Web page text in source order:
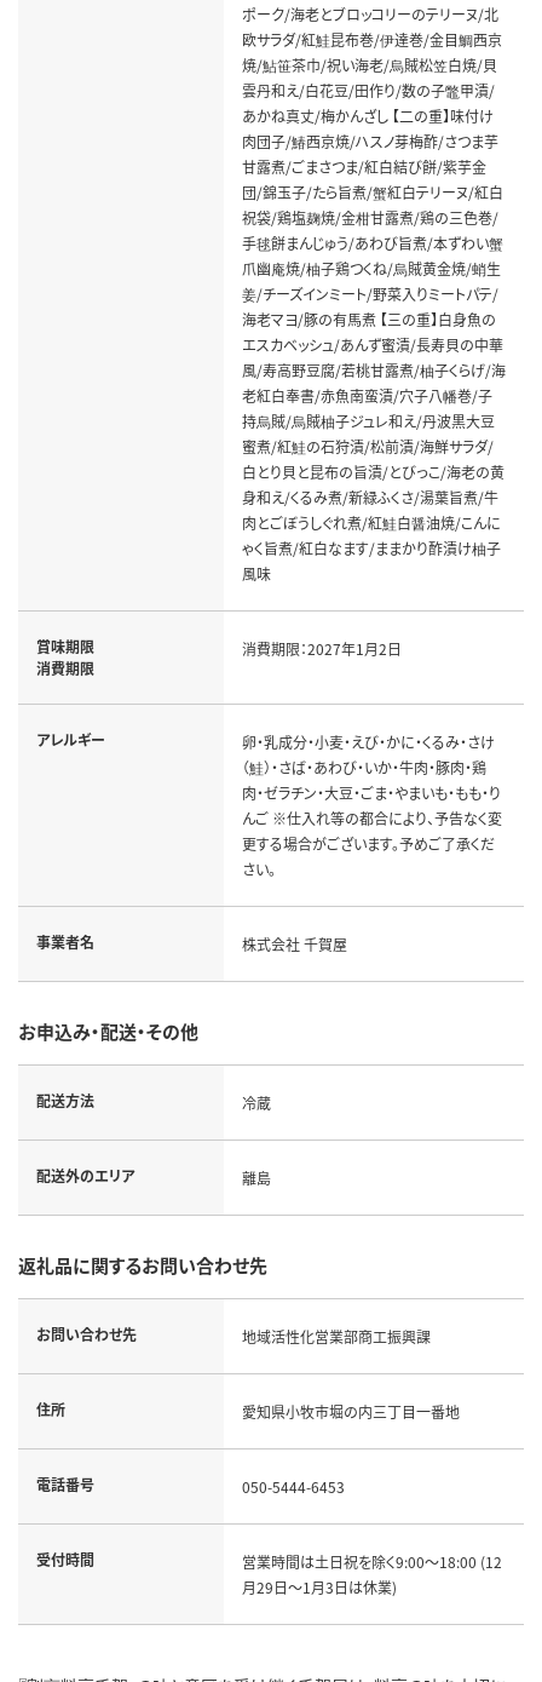
ポーク/海老とブロッコリーのテリーヌ/北
欧サラダ/紅鮭昆布巻/伊達巻/金目鯛西京
焼/鮎笹茶巾/祝い海老/烏賊松笠白焼/貝
雲丹和え/白花豆/田作り/数の子鼈甲漬/
あかね真丈/梅かんざし 【二の重】味付け
肉団子/鰆西京焼/ハスノ芽梅酢/さつま芋
甘露煮/ごまさつま/紅白結び餅/紫芋金
団/錦玉子/たら旨煮/蟹紅白テリーヌ/紅白
祝袋/鶏塩麹焼/金柑甘露煮/鶏の三色巻/
手毬餅まんじゅう/あわび旨煮/本ずわい蟹
爪幽庵焼/柚子鶏つくね/烏賊黄金焼/蛸生
姜/チーズインミート/野菜入りミートパテ/
海老マヨ/豚の有馬煮 【三の重】白身魚の
エスカベッシュ/あんず蜜漬/長寿貝の中華
風/寿高野豆腐/若桃甘露煮/柚子くらげ/海
老紅白奉書/赤魚南蛮漬/穴子八幡巻/子
持烏賊/烏賊柚子ジュレ和え/丹波黒大豆
蜜煮/紅鮭の石狩漬/松前漬/海鮮サラダ/
白とり貝と昆布の旨漬/とびっこ/海老の黄
身和え/くるみ煮/新緑ふくさ/湯葉旨煮/牛
肉とごぼうしぐれ煮/紅鮭白醤油焼/こんに
ゃく旨煮/紅白なます/ままかり酢漬け柚子
風味
賞味期限
消費期限
消費期限：2027年1月2日
アレルギー
卵・乳成分・小麦・えび・かに・くるみ・さけ
（鮭）・さば・あわび・いか・牛肉・豚肉・鶏
肉・ゼラチン・大豆・ごま・やまいも・もも・り
んご ※仕入れ等の都合により、予告なく変
更する場合がございます。予めご了承くだ
さい。
事業者名 株式会社 千賀屋
お申込み・配送・その他
配送方法 冷蔵
配送外のエリア 離島
返礼品に関するお問い合わせ先
お問い合わせ先 地域活性化営業部商工振興課
住所 愛知県小牧市堀の内三丁目一番地
電話番号 050-5444-6453
受付時間
営業時間は土日祝を除く9:00～18:00 (12
月29日～1月3日は休業)